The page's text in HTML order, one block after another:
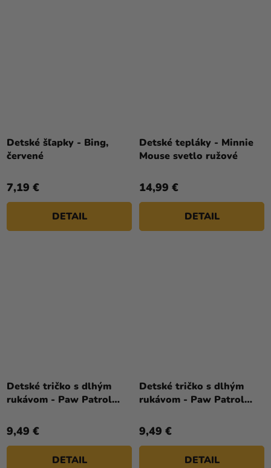
Detské šľapky - Bing,
červené
7,19 €
DETAIL
Detské tepláky - Minnie
Mouse svetlo ružové
14,99 €
DETAIL
Detské tričko s dlhým
rukávom - Paw Patrol
9,49 €
DETAIL
Detské tričko s dlhým
rukávom - Paw Patrol
9,49 €
DETAIL